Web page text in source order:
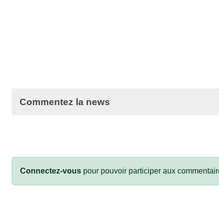
Commentez la news
Connectez-vous pour pouvoir participer aux